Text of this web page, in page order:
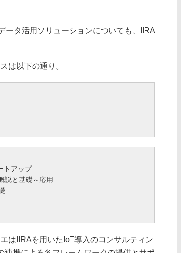
タ活用ソリューションについても、IIRA
は以下の通り。
トアップ
説と基礎～応用
はIIRAを用いたIoT導入のコンサルティン